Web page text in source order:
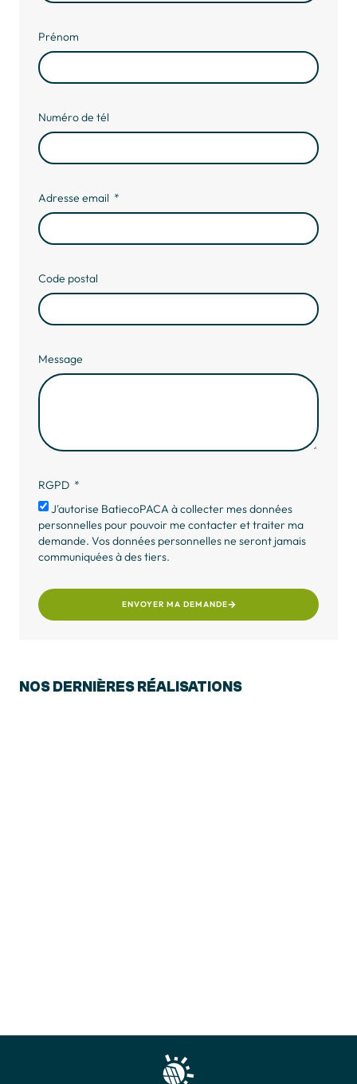
Prénom
Numéro de tél
Adresse email
Code postal
Message
RGPD
J'autorise BatiecoPACA à collecter mes données
personnelles pour pouvoir me contacter et traiter ma
demande. Vos données personnelles ne seront jamais
communiquées à des tiers.
ENVOYER MA DEMANDE
NOS DERNIÈRES RÉALISATIONS